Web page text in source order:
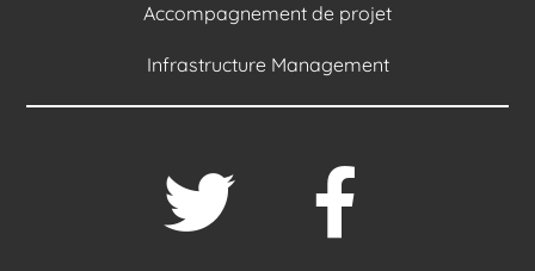
Accompagnement de projet
Infrastructure Management